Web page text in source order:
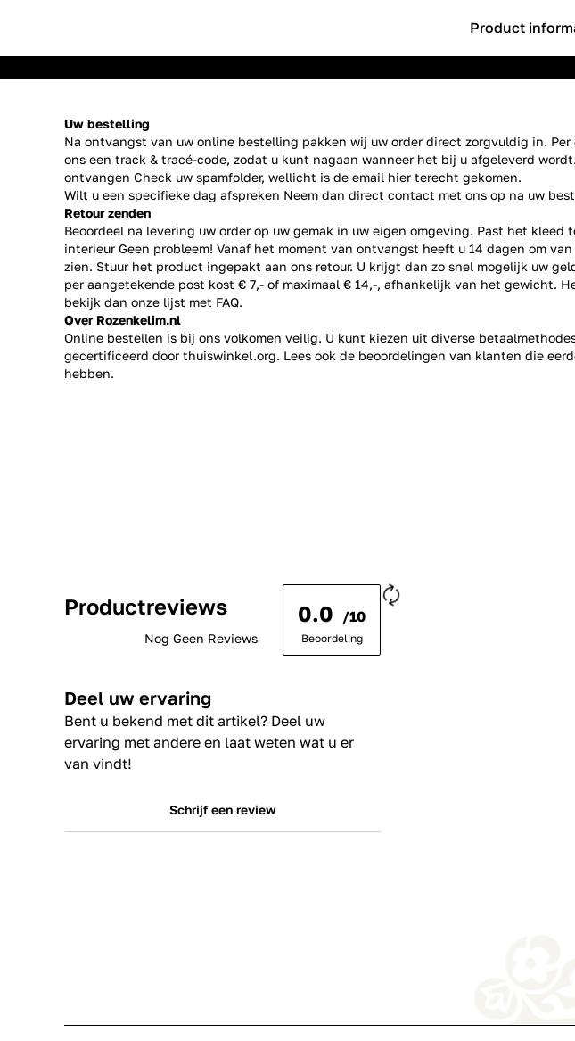
Product
Uw bestelling
Na ontvangst van uw online bestelling pakken wij uw order direct zorgvuldig in.
ons een track & tracé-code, zodat u kunt nagaan wanneer het bij u afgeleverd
ontvangen Check uw spamfolder, wellicht is de email hier terecht gekomen.
Wilt u een specifieke dag afspreken Neem dan direct contact met ons op na uw
Retour zenden
Beoordeel na levering uw order op uw gemak in uw eigen omgeving. Past het kleed
interieur Geen probleem! Vanaf het moment van ontvangst heeft u 14 dagen om
zien. Stuur het product ingepakt aan ons retour. U krijgt dan zo snel mogelijk uw
per aangetekende post kost € 7,- of maximaal € 14,-, afhankelijk van het gewicht.
bekijk dan onze lijst met FAQ.
Over Rozenkelim.nl
Online bestellen is bij ons volkomen veilig. U kunt kiezen uit diverse
gecertificeerd door thuiswinkel.org. Lees ook de beoordelingen van klanten die
hebben.
Productreviews
Nog Geen Reviews
0.0 /10
Beoordeling
Deel uw ervaring
Bent u bekend met dit artikel? Deel uw
ervaring met andere en laat weten wat u er
van vindt!
Schrijf een review